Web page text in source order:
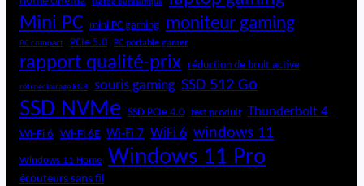
laptop bureautique
Mini PC mini PC gaming moniteur gaming
PC compact PCIe 5.0 PC portable gamer
rapport qualité-prix réduction de bruit active
rétroéclairage RGB souris gaming SSD 512 Go
SSD NVMe SSD PCIe 4.0 test produit Thunderbolt 4
Wi-Fi 6 Wi-Fi 6E Wi-Fi 7 WiFi 6 windows 11
Windows 11 Home Windows 11 Pro
écouteurs sans fil